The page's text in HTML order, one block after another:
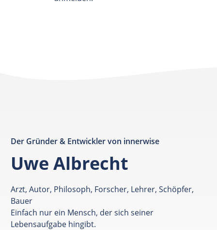
Der Gründer & Entwickler von innerwise
Uwe Albrecht
Arzt, Autor, Philosoph, Forscher, Lehrer, Schöpfer,
Bauer
Einfach nur ein Mensch, der sich seiner
Lebensaufgabe hingibt.